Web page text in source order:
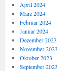
April 2024
März 2024
Februar 2024
Januar 2024
Dezember 2023
November 2023
Oktober 2023
September 2023